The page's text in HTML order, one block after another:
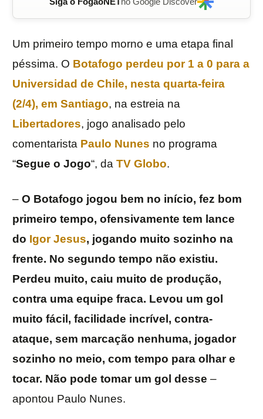
Um primeiro tempo morno e uma etapa final
péssima. O Botafogo perdeu por 1 a 0 para a
Universidad de Chile, nesta quarta-feira
(2/4), em Santiago, na estreia na
Libertadores, jogo analisado pelo
comentarista Paulo Nunes no programa
“Segue o Jogo“, da TV Globo.
– O Botafogo jogou bem no início, fez bom
primeiro tempo, ofensivamente tem lance
do Igor Jesus, jogando muito sozinho na
frente. No segundo tempo não existiu.
Perdeu muito, caiu muito de produção,
contra uma equipe fraca. Levou um gol
muito fácil, facilidade incrível, contra-
ataque, sem marcação nenhuma, jogador
sozinho no meio, com tempo para olhar e
tocar. Não pode tomar um gol desse –
apontou Paulo Nunes.